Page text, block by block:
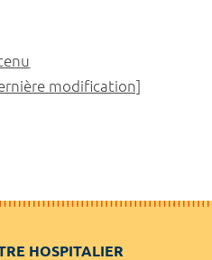
modification]
HOSPITALIER